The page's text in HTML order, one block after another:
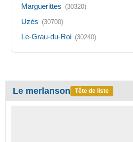
Marguerittes (30320)
Uzès (30700)
Le-Grau-du-Roi (30240)
Le merlanson Tête de liste